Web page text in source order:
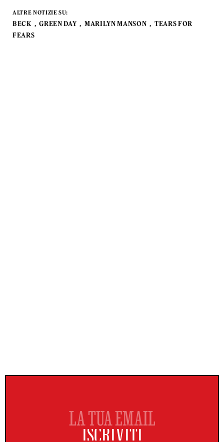
ALTRE NOTIZIE SU:
BECK GREEN DAY MARILYN MANSON
TEARS FOR
FEARS